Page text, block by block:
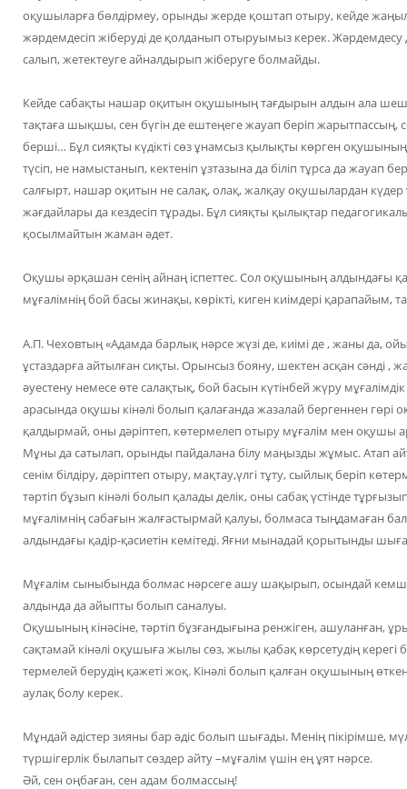
оқушыларға бөлдірмеу, орынды жерде қоштап отыру, кейде
жәрдемдесіп жіберуді де қолданып отыруымыз керек. Жәрдемдесу
салып, жетектеуге айналдырып жіберуге болмайды.
Кейде сабақты нашар оқитын оқушының тағдырын алдын ала
тақтаға шықшы, сен бүгін де ештеңеге жауап беріп
берші… Бұл сияқты күдікті сөз ұнамсыз қылықты көрген
түсіп, не намыстанып, кектеніп ұзтазына да біліп тұрса да жауап
салғырт, нашар оқитын не салақ, олақ, жалқау оқушылардан күдер
жағдайлары да кездесіп тұрады. Бұл сияқты қылықтар
қосылмайтын жаман әдет.
Оқушы әрқашан сенің айнаң іспеттес. Сол оқушының алдындағы
мұғалімнің бой басы жинақы, көрікті, киген киімдері қарапайым,
А.П. Чеховтың «Адамда барлық нәрсе жүзі де, киімі де , жаны да,
ұстаздарға айтылған сиқты. Орынсыз бояну, шектен асқан сәнді ,
әуестену немесе өте салақтық, бой басын күтінбей жүру
арасында оқушы кінәлі болып қалағанда жазалай бергеннен
қалдырмай, оны дәріптеп, көтермелеп отыру мұғалім мен оқушы
Мұны да сатылап, орынды пайдалана білу маңызды жұмыс. Атап
сенім білдіру, дәріптеп отыру, мақтау,үлгі тұту, сыйлық беріп
тәртіп бұзып кінәлі болып қалады делік, оны сабақ үстінде
мұғалімнің сабағын жалғастырмай қалуы, болмаса тыңдамаған
алдындағы қадір-қасиетін кемітеді. Яғни мынадай қорытынды
Мұғалім сыныбында болмас нәрсеге ашу шақырып, осындай
алдында да айыпты болып саналуы.
Оқушының кінәсіне, тәртіп бұзғандығына ренжіген, ашуланған,
сақтамай кінәлі оқушыға жылы сөз, жылы қабақ көрсетудің
термелей берудің қажеті жоқ. Кінәлі болып қалған оқушының
аулақ болу керек.
Мұндай әдістер зияны бар әдіс болып шығады. Менің пікірімше,
түршігерлік былапыт сөздер айту –мұғалім үшін ең ұят нәрсе.
Әй, сен оңбаған, сен адам болмассың!